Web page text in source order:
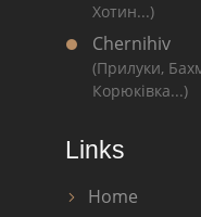
Хотин...)
Chernihiv
(Прилуки,
Корюківка...)
Links
Home